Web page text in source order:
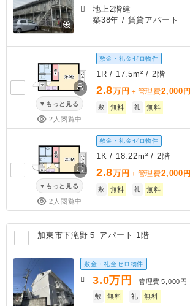
地上2階建
築38年 / 賃貸アパート
もっと見る
2人閲覧中
敷金・礼金ゼロ物件
1R / 17.5m² / 2階
2.8万円 ＋管理費2,000 円
敷 無料 礼 無料
もっと見る
2人閲覧中
敷金・礼金ゼロ物件
1K / 18.22m² / 2階
2.8万円 ＋管理費2,000 円
敷 無料 礼 無料
加東市下滝野５ アパート 1階
敷金・礼金ゼロ物件
3.0万円 管理費 5,000円
敷
無料 礼 無料